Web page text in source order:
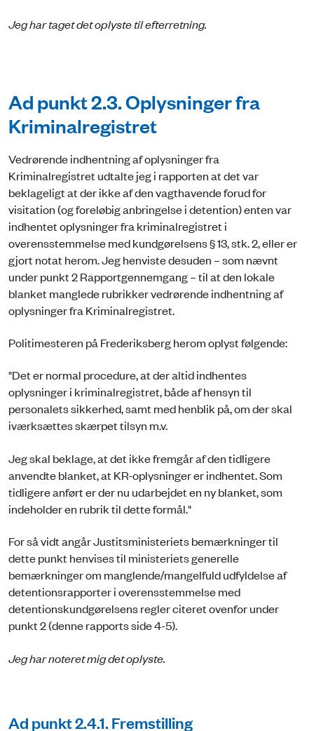
Jeg har taget det oplyste til efterretning.
Ad punkt 2.3. Oplysninger fra
Kriminalregistret
Vedrørende indhentning af oplysninger fra
Kriminalregistret udtalte jeg i rapporten at det var
beklageligt at der ikke af den vagthavende forud for
visitation (og foreløbig anbringelse i detention) enten var
indhentet oplysninger fra kriminalregistret i
overensstemmelse med kundgørelsens § 13, stk. 2, eller er
gjort notat herom. Jeg henviste desuden – som nævnt
under punkt 2 Rapportgennemgang – til at den lokale
blanket manglede rubrikker vedrørende indhentning af
oplysninger fra Kriminalregistret.
Politimesteren på Frederiksberg herom oplyst følgende:
"Det er normal procedure, at der altid indhentes
oplysninger i kriminalregistret, både af hensyn til
personalets sikkerhed, samt med henblik på, om der skal
iværksættes skærpet tilsyn m.v.
Jeg skal beklage, at det ikke fremgår af den tidligere
anvendte blanket, at KR-oplysninger er indhentet. Som
tidligere anført er der nu udarbejdet en ny blanket, som
indeholder en rubrik til dette formål."
For så vidt angår Justitsministeriets bemærkninger til
dette punkt henvises til ministeriets generelle
bemærkninger om manglende/mangelfuld udfyldelse af
detentionsrapporter i overensstemmelse med
detentionskundgørelsens regler citeret ovenfor under
punkt 2 (denne rapports side 4-5).
Jeg har noteret mig det oplyste.
Ad punkt 2.4.1. Fremstilling